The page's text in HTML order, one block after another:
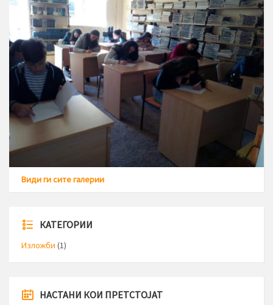
Види ги сите галерии
КАТЕГОРИИ
Изложби (1)
НАСТАНИ КОИ ПРЕТСТОЈАТ